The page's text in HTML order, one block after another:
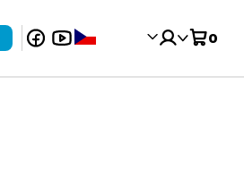
Facebook
YouTube 0